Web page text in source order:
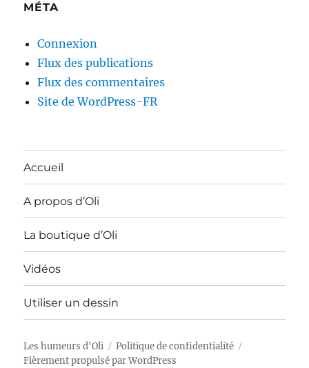
MÉTA
Connexion
Flux des publications
Flux des commentaires
Site de WordPress-FR
Accueil
A propos d’Oli
La boutique d’Oli
Vidéos
Utiliser un dessin
Les humeurs d'Oli
Politique de confidentialité
Fièrement propulsé par WordPress